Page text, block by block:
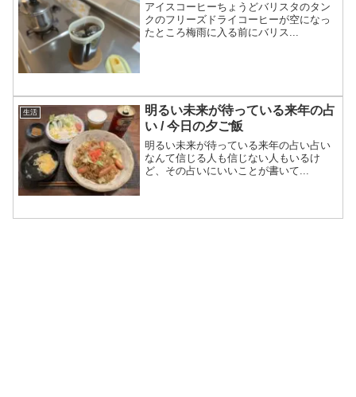
アイスコーヒーちょうどバリスタのタン
クのフリーズドライコーヒーが空になっ
たところ梅雨に入る前にバリス...
生活
明るい未来が待っている来年の占
い / 今日の夕ご飯
明るい未来が待っている来年の占い占い
なんて信じる人も信じない人もいるけ
ど、その占いにいいことが書いて...